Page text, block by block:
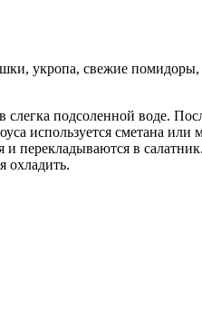
укропа, свежие
подсоленной воде.
используется сметана или
перекладываются в
охладить.